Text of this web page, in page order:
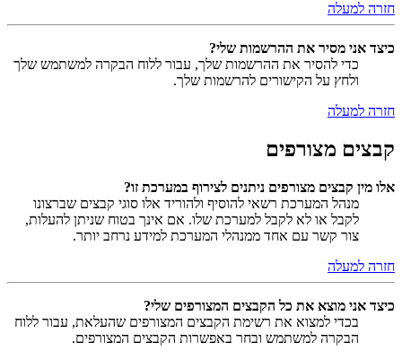
חזרה למעלה
כיצד אני מסיר את ההרשמות שלי?
כדי להסיר את ההרשמות שלך, עבור ללוח הבקרה למשתמש שלך
ולחץ על הקישורים להרשמות שלך.
חזרה למעלה
קבצים מצורפים
אלו מין קבצים מצורפים ניתנים לצירוף במערכת זו?
מנהל המערכת רשאי להוסיף ולהוריד אלו סוגי קבצים שברצונו
לקבל או לא לקבל למערכת שלו. אם אינך בטוח שניתן להעלות,
צור קשר עם אחד ממנהלי המערכת למידע נרחב יותר.
חזרה למעלה
כיצד אני מוצא את כל הקבצים המצורפים שלי?
בכדי למצוא את רשימת הקבצים המצורפים שהעלאת, עבור ללוח
הבקרה למשתמש ובחר באפשרות הקבצים המצורפים.